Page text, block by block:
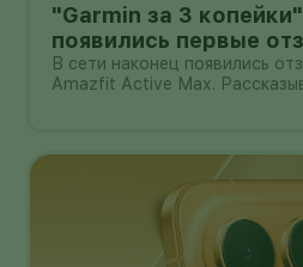
"Garmin за 3
появились первые
Active Max с
В сети наконец появились
Amazfit Active Max.